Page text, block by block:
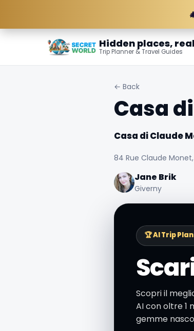
Hidden places,
Trip Planner & Travel Guides
← Back
Casa
Casa di Claude
84 Rue Claude
Jane Brik
Giverny
🏆 AI Trip
Scopri il
AI con oltre 1
gemme